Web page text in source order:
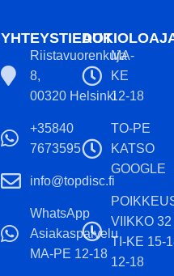
YHTEYSTIEDOT
Riistavuorenkuja
8,
00320 Helsinki
+35840
7673595
info@topdisc.fi
WhatsApp
Asiakaspalvelu
MA-PE 12-18
MA-
KE
12-18
TO-PE
KATSO
GOOGLE
VIIKKO 32
TI-KE 15-
12-18